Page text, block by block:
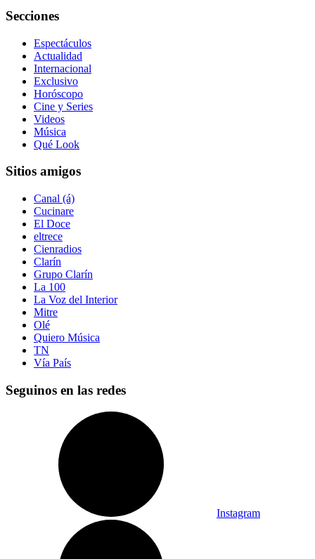
Secciones
Espectáculos
Actualidad
Internacional
Exclusivo
Horóscopo
Cine y Series
Videos
Música
Qué Look
Sitios amigos
Canal (á)
Cucinare
El Doce
eltrece
Cienradios
Clarín
Grupo Clarín
La 100
La Voz del Interior
Mitre
Olé
Quiero Música
TN
Vía País
Seguinos en las redes
Instagram